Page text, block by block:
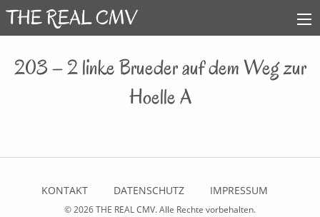
203 – 2 linke Brueder auf dem Weg zur
Hoelle A
KONTAKT DATENSCHUTZ IMPRESSUM
© 2026THE REAL CMV. Alle Rechte vorbehalten.